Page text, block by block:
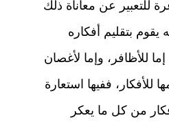
للتعبير عن معاناة ذلك
بتقليم أفكاره
للأظافر، وإما لأغصان
للأفكار، ففيها استعارة
من كل ما يعكر